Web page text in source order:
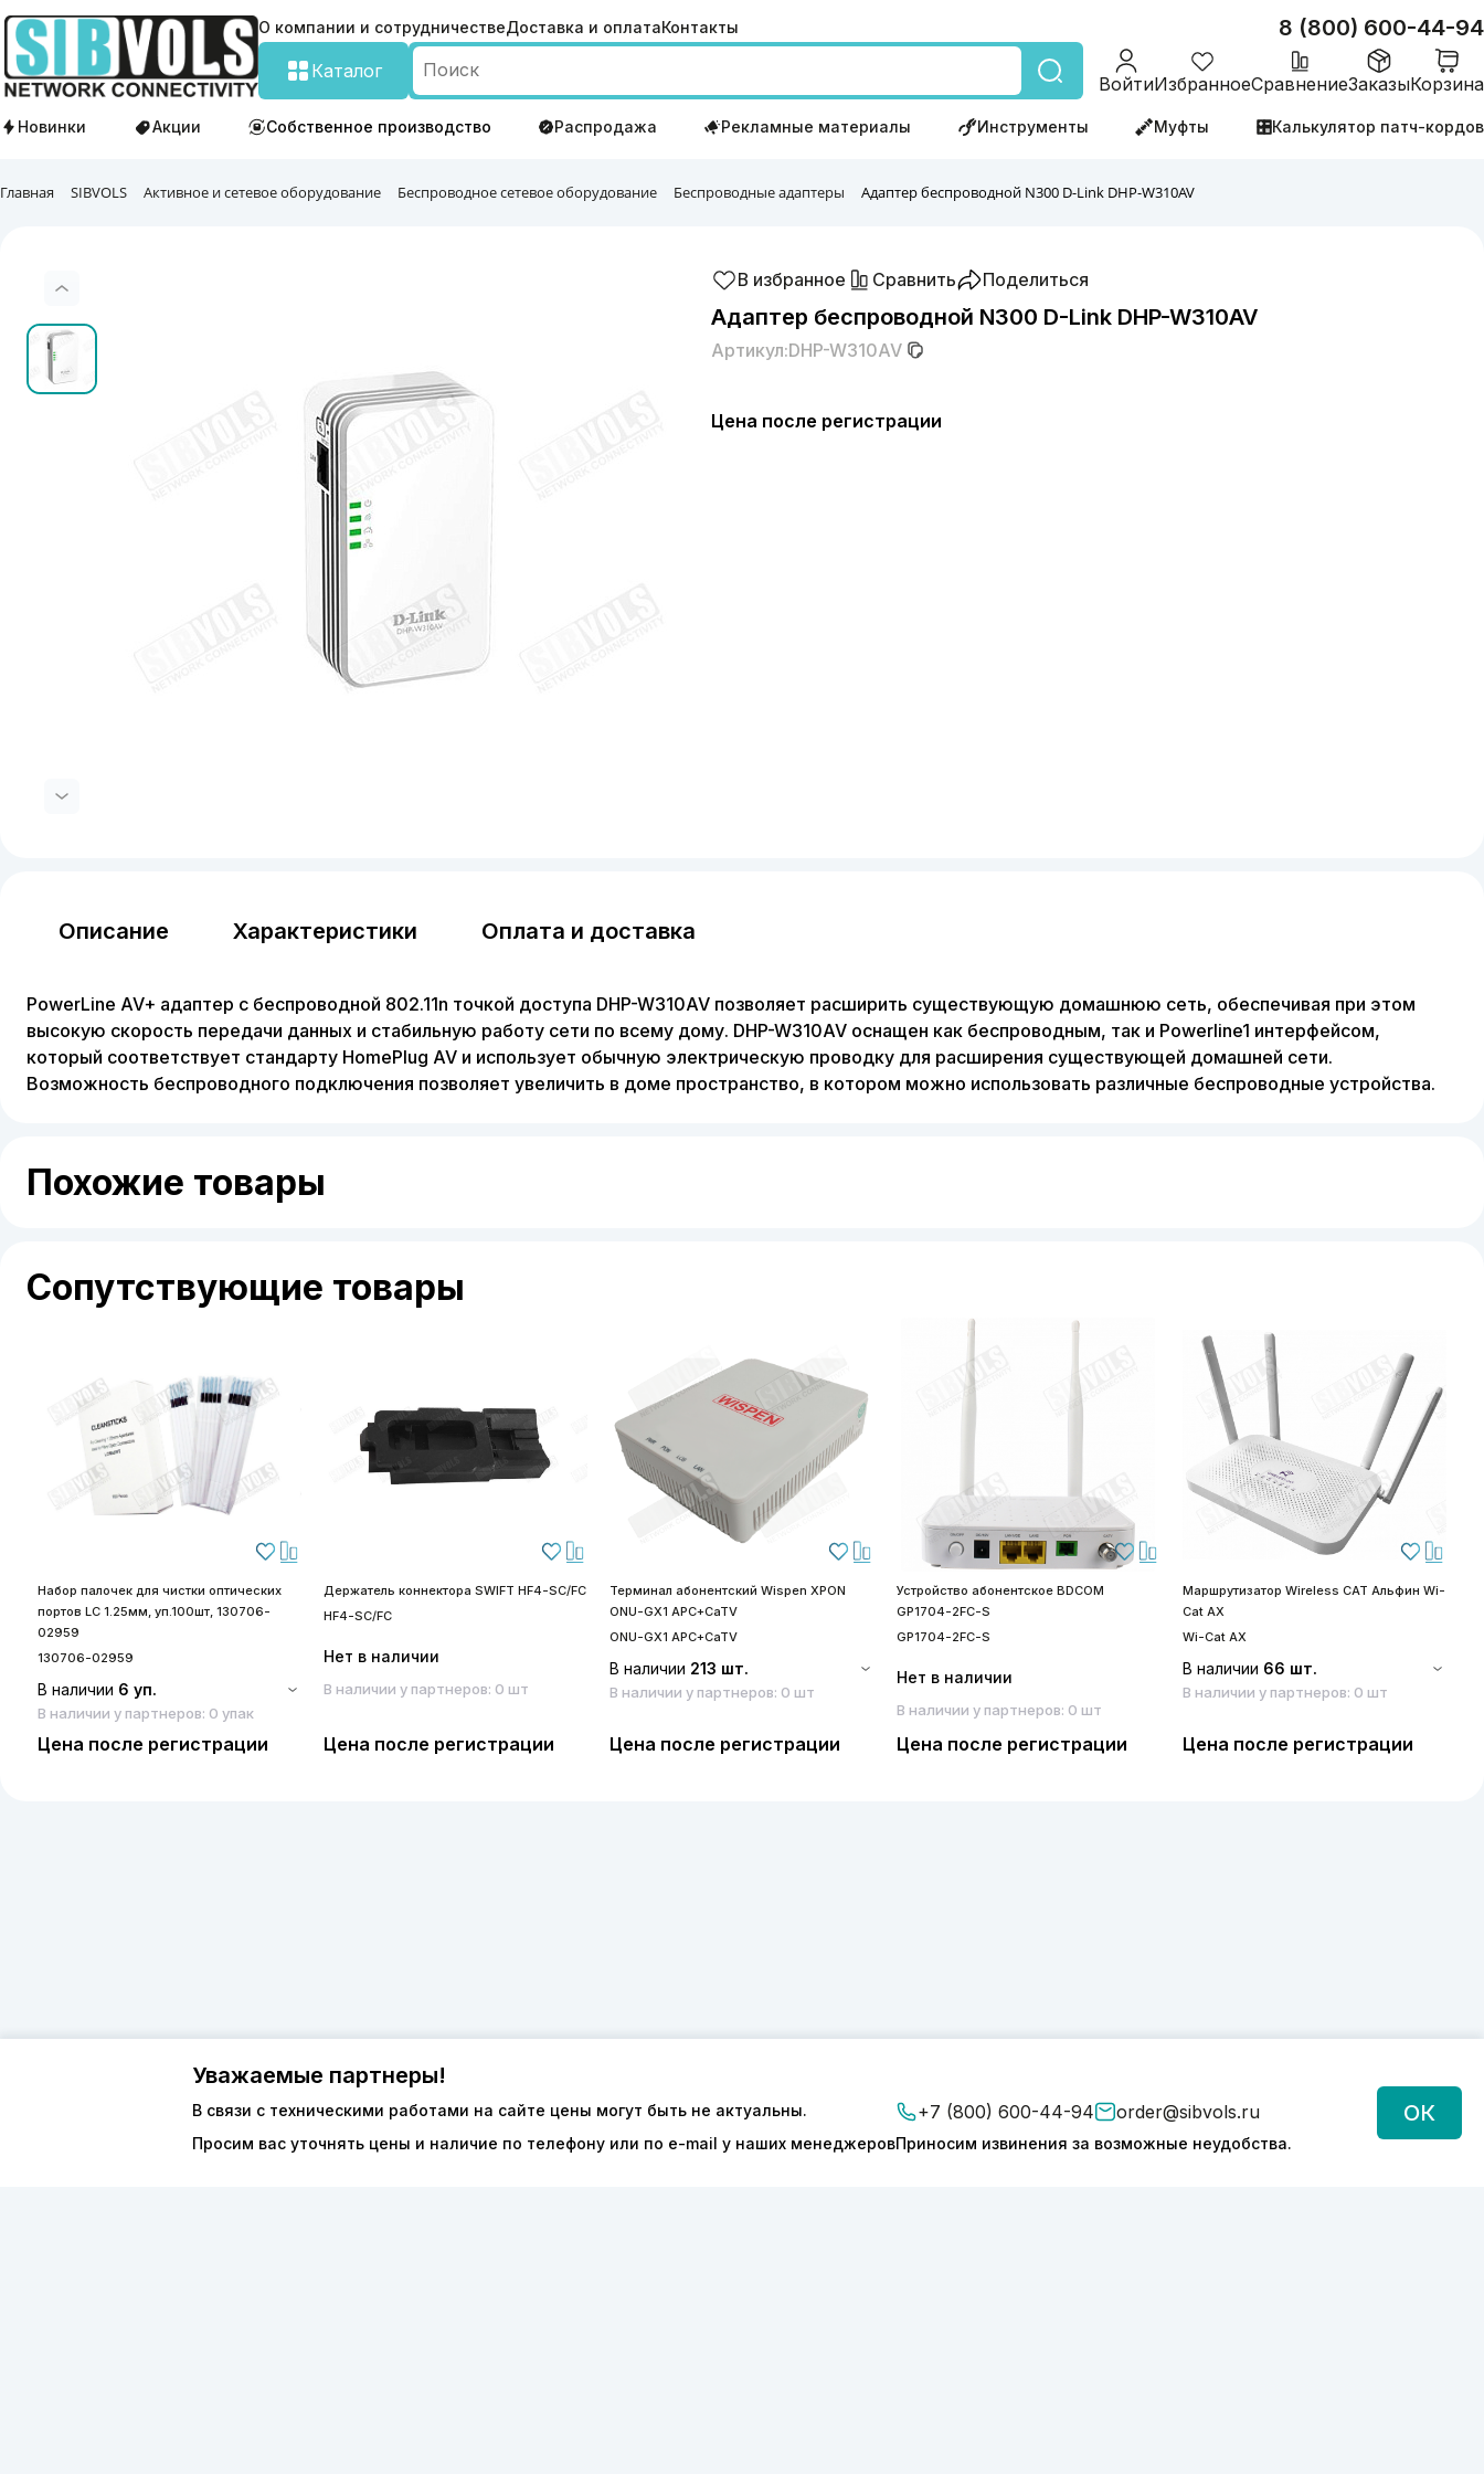
О компании и сотрудничествеДоставка и оплатаКонтакты 8 (800) 600-44-94
Каталог
ВойтиИзбранноеСравнениеЗаказыКорзина
Новинки Акции Собственное производство Распродажа Рекламные материалы Инструменты Муфты Калькулятор патч-кордов
Главная SIBVOLS Активное и сетевое оборудование Беспроводное сетевое оборудование Беспроводные адаптеры Адаптер беспроводной N300 D-Link DHP-W310AV
В избранное Сравнить Поделиться
Адаптер беспроводной N300 D-Link DHP-W310AV
Артикул:DHP-W310AV
Цена после регистрации
Описание Характеристики Оплата и доставка
PowerLine AV+ адаптер с беспроводной 802.11n точкой доступа DHP-W310AV позволяет расширить существующую домашнюю сеть, обеспечивая при этом
высокую скорость передачи данных и стабильную работу сети по всему дому. DHP-W310AV оснащен как беспроводным, так и Powerline1 интерфейсом,
который соответствует стандарту HomePlug AV и использует обычную электрическую проводку для расширения существующей домашней сети.
Возможность беспроводного подключения позволяет увеличить в доме пространство, в котором можно использовать различные беспроводные устройства.
Похожие товары
Сопутствующие товары
Набор палочек для чистки оптических
портов LC 1.25мм, уп.100шт, 130706-
02959
130706-02959
В наличии 6 уп.
В наличии у партнеров: 0 упак
Цена после регистрации
Держатель коннектора SWIFT HF4-SC/FC
HF4-SC/FC
Нет в наличии
В наличии у партнеров: 0 шт
Цена после регистрации
Терминал абонентский Wispen XPON
ONU-GX1 APC+CaTV
ONU-GX1 APC+CaTV
В наличии 213 шт.
В наличии у партнеров: 0 шт
Цена после регистрации
Устройство абонентское BDCOM
GP1704-2FC-S
GP1704-2FC-S
Нет в наличии
В наличии у партнеров: 0 шт
Цена после регистрации
Маршрутизатор Wireless CAT Альфин Wi-
Cat AX
Wi-Cat AX
В наличии 66 шт.
В наличии у партнеров: 0 шт
Цена после регистрации
Уважаемые партнеры!
В связи с техническими работами на сайте цены могут быть не актуальны.
Просим вас уточнять цены и наличие по телефону или по e-mail у наших менеджеров
+7 (800) 600-44-94 order@sibvols.ru
Приносим извинения за возможные неудобства.
ОК